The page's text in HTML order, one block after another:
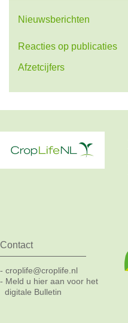
Nieuwsberichten
Reacties op publicaties
Afzetcijfers
Contact
- croplife@croplife.nl
- Meld u hier aan voor het
digitale Bulletin